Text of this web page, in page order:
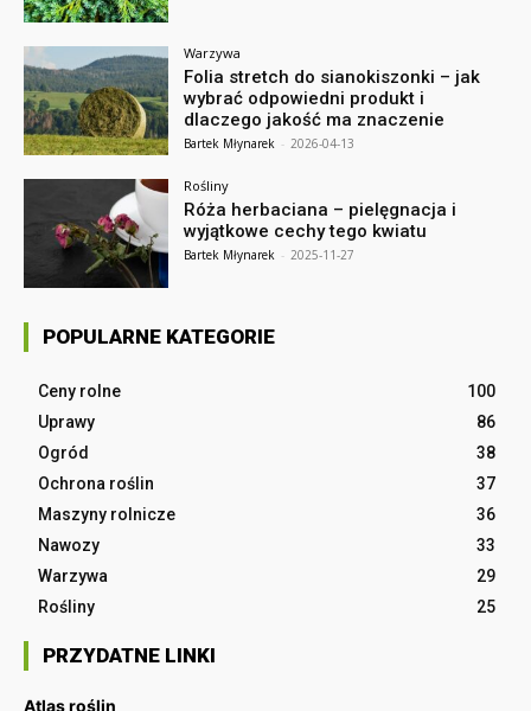
Warzywa
Folia stretch do sianokiszonki – jak
wybrać odpowiedni produkt i
dlaczego jakość ma znaczenie
Bartek Młynarek - 2026-04-13
Rośliny
Róża herbaciana – pielęgnacja i
wyjątkowe cechy tego kwiatu
Bartek Młynarek - 2025-11-27
POPULARNE KATEGORIE
Ceny rolne
100
Uprawy
86
Ogród
38
Ochrona roślin
37
Maszyny rolnicze
36
Nawozy
33
Warzywa
29
Rośliny
25
PRZYDATNE LINKI
Atlas roślin